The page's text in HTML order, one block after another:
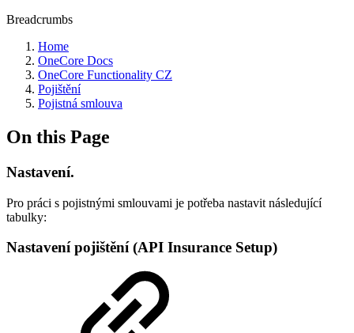
Breadcrumbs
Home
OneCore Docs
OneCore Functionality CZ
Pojištění
Pojistná smlouva
On this Page
Nastavení.
Pro práci s pojistnými smlouvami je potřeba nastavit následující
tabulky:
Nastavení pojištění (API Insurance Setup)